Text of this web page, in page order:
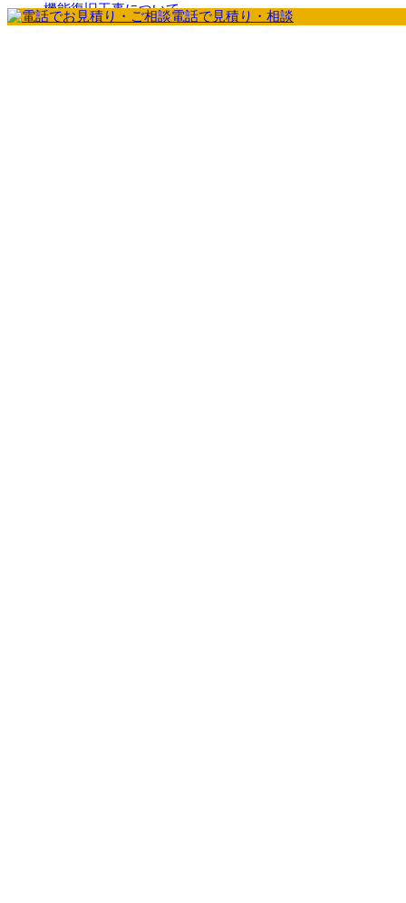
機能復旧工事について
介護保険による住宅改修